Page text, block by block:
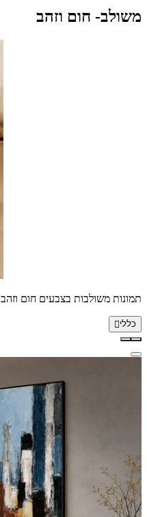
משולב- חום וזהב
תמונות משולבות בצבעים חום וזהב
כללי